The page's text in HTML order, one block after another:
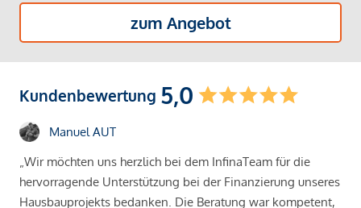
zum Angebot
Kundenbewertung 5,0
Manuel AUT
„Wir möchten uns herzlich bei dem InfinaTeam für die
hervorragende Unterstützung bei der Finanzierung unseres
Hausbauprojekts bedanken. Die Beratung war kompetent,